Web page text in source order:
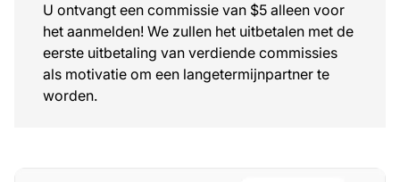
U ontvangt een commissie van $5 alleen voor
het aanmelden! We zullen het uitbetalen met de
eerste uitbetaling van verdiende commissies
als motivatie om een langetermijnpartner te
worden.